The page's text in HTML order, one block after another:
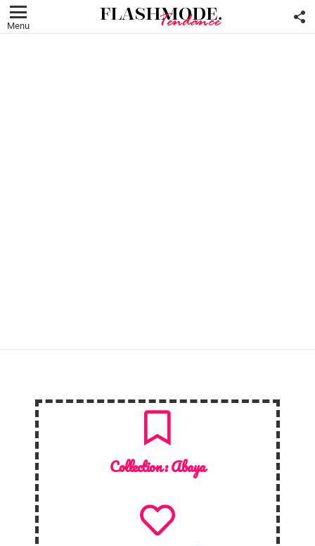
Menu
Collection :Abaya